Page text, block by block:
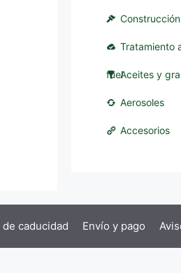
Tratamiento
fuelAceites y
Aerosoles
Accesorios
caducidad Envío y pago